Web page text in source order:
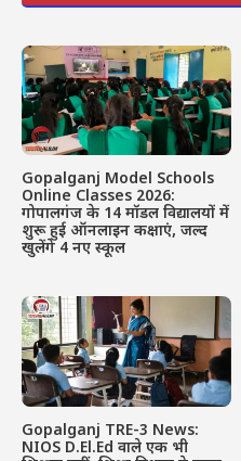
Gopalganj Model Schools
Online Classes 2026:
गोपालगंज के 14 मॉडल विद्यालयों में
शुरू हुई ऑनलाइन कक्षाएं, जल्द
खुलेंगे 4 नए स्कूल
Gopalganj TRE-3 News:
NIOS D.El.Ed वाले एक भी